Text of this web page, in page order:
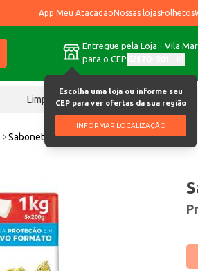
App Meu AtacadãoNossas lojasFolhetos
Entregue pela Loja - Vila
para o CEP
Escolha uma loja ou informe seu
CEP para ver ofertas da sua região
INFORMAR LOCALIZAÇÃO
Limpeza Chocolates
Sabonete Protex Erva doce 5x200g